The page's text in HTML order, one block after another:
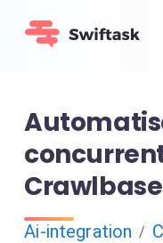
Ai-integration /